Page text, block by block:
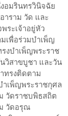
อมรินทรวินิจฉัย
าราม วัด และ
ระเจ้าอยู่หัว
เพื่อร่วมบำเพ็ญ
งบำเพ็ญพระราช
วิสาขบูชา และวัน
ทรงติดตาม
ำเพ็ญพระราชกุศล
วัดราชบพิธสถิต
วัดอรุณ